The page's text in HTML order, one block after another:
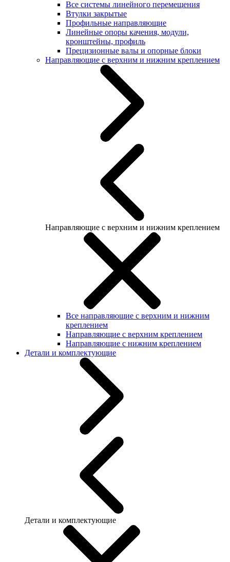
Все системы линейного перемещения
Втулки закрытые
Профильные направляющие
Линейные опоры качения, модули,
кронштейны, профиль
Прецизионные валы и опорные блоки
Направляющие с верхним и нижним креплением
Направляющие с верхним и нижним креплением
Все направляющие с верхним и нижним
креплением
Направляющие с верхним креплением
Направляющие с нижним креплением
Детали и комплектующие
Детали и комплектующие